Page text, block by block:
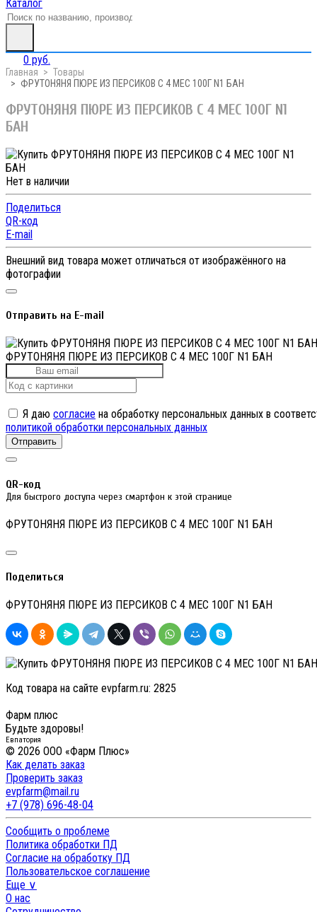
Каталог
0 руб.
Главная
Товары
ФРУТОНЯНЯ ПЮРЕ ИЗ ПЕРСИКОВ С 4 МЕС 100Г N1 БАН
ФРУТОНЯНЯ ПЮРЕ ИЗ ПЕРСИКОВ С 4 МЕС 100Г N1
БАН
Нет в наличии
Поделиться
QR-код
E-mail
Внешний вид товара может отличаться от изображённого на
фотографии
Отправить на E-mail
ФРУТОНЯНЯ ПЮРЕ ИЗ ПЕРСИКОВ С 4 МЕС 100Г N1 БАН
Я даю согласие на обработку персональных данных в
политикой обработки персональных данных
Отправить
QR-код
Для быстрого доступа через смартфон к этой странице
ФРУТОНЯНЯ ПЮРЕ ИЗ ПЕРСИКОВ С 4 МЕС 100Г N1 БАН
Поделиться
ФРУТОНЯНЯ ПЮРЕ ИЗ ПЕРСИКОВ С 4 МЕС 100Г N1 БАН
Код товара на сайте evpfarm.ru: 2825
Фарм плюс
Будьте здоровы!
Евпатория
© 2026 ООО «Фарм Плюс»
Как делать заказ
Проверить заказ
evpfarm@mail.ru
+7 (978) 696-48-04
Сообщить о проблеме
Политика обработки ПД
Согласие на обработку ПД
Пользовательское соглашение
Еще ∨
О нас